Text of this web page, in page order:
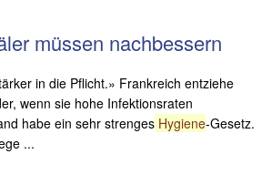
müssen nachbessern
in die Pflicht.» Frankreich entziehe
wenn sie hohe Infektionsraten
habe ein sehr strenges Hygiene-Gesetz.
...